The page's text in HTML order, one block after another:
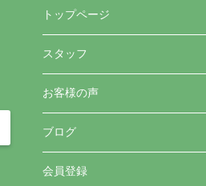
トップページ
スタッフ
お客様の声
ブログ
会員登録